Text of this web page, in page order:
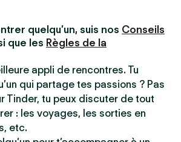
quelqu’un, suis nos Conseils
que les Règles de la
appli de rencontres. Tu
qui partage tes passions ? Pas
Tinder, tu peux discuter de tout
: les voyages, les sorties en
etc.